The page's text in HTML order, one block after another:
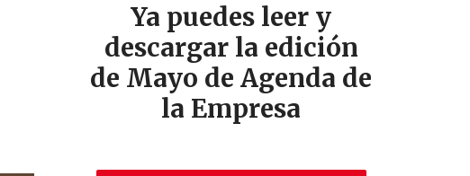
Ya puedes leer y
descargar la edición
de Mayo de Agenda de
la Empresa